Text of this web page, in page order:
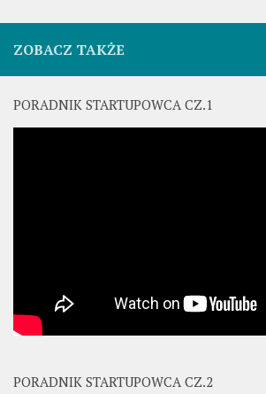
ZOBACZ TAKŻE
PORADNIK STARTUPOWCA CZ.1
PORADNIK STARTUPOWCA CZ.2